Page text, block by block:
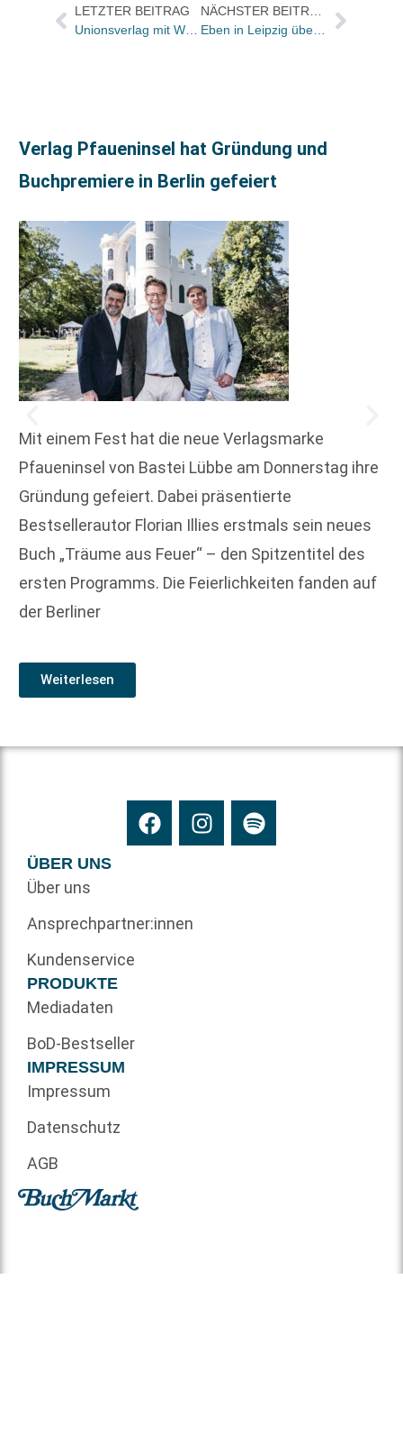
LETZTER BEITRAG
Unionsverlag mit Weltkarte „Hochspannung weltweit“
Verlag Pfaueninsel hat Gründung und
Buchpremiere in Berlin gefeiert
Mit einem Fest hat die neue Verlagsmarke
Pfaueninsel von Bastei Lübbe am Donnerstag ihre
Gründung gefeiert. Dabei präsentierte
Bestsellerautor Florian Illies erstmals sein neues
Buch „Träume aus Feuer“ – den Spitzentitel des
ersten Programms. Die Feierlichkeiten fanden auf
der Berliner
Weiterlesen
ÜBER UNS
Über uns
Ansprechpartner:innen
Kundenservice
PRODUKTE
Mediadaten
BoD-Bestseller
IMPRESSUM
Impressum
Datenschutz
AGB